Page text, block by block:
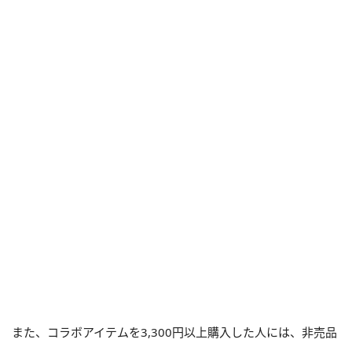
また、コラボアイテムを3,300円以上購入した人には、非売品